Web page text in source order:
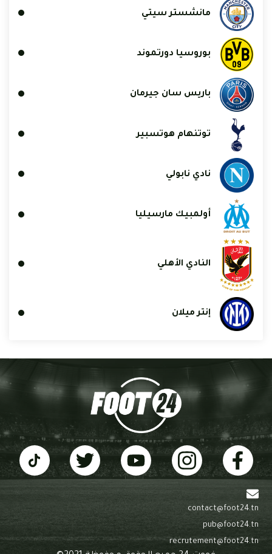
مانشستر سيتي
بوروسيا دورتموند
باريس سان جيرمان
توتنهام هوتسبير
نادي نابولي
أولمبيك مارسيليا
النادي الأهلي
إنتر ميلان
contact@foot24.tn
pub@foot24.tn
recrutement@foot24.tn